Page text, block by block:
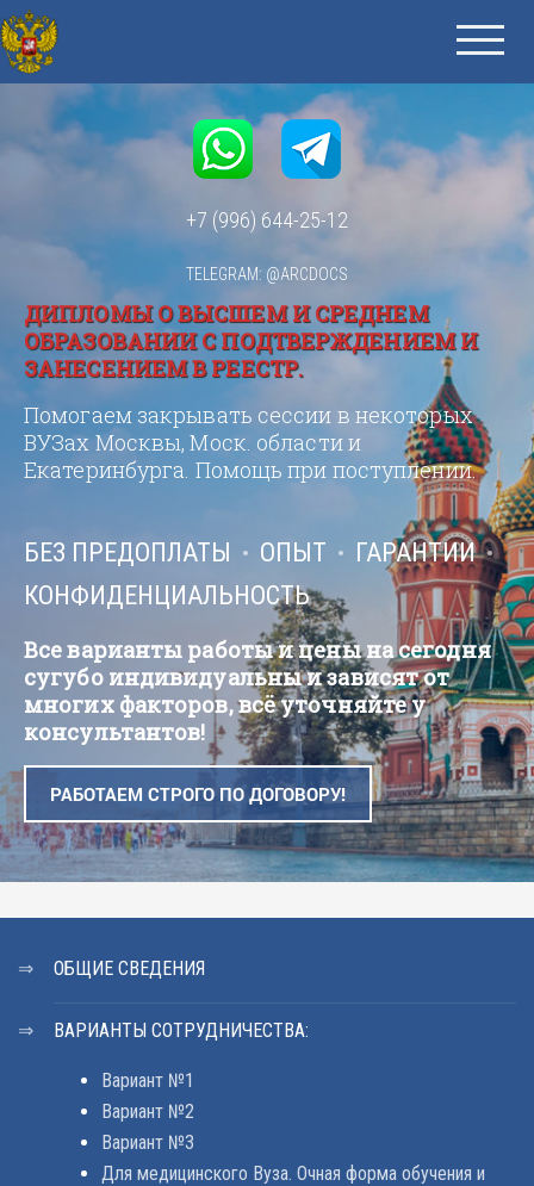
+7 (996) 644-25-12
TELEGRAM: @ARCDOCS
ДИПЛОМЫ О ВЫСШЕМ И СРЕДНЕМ
ОБРАЗОВАНИИ С ПОДТВЕРЖДЕНИЕМ И
ЗАНЕСЕНИЕМ В РЕЕСТР.
Помогаем закрывать сессии в некоторых
ВУЗах Москвы, Моск. области и
Екатеринбурга. Помощь при поступлении.
БЕЗ ПРЕДОПЛАТЫ ОПЫТ
ГАРАНТИИ
КОНФИДЕНЦИАЛЬНОСТЬ
Все варианты работы и цены на сегодня
сугубо индивидуальны и зависят от
многих факторов, всё уточняйте у
консультантов!
РАБОТАЕМ СТРОГО ПО ДОГОВОРУ!
ОБЩИЕ СВЕДЕНИЯ
ВАРИАНТЫ СОТРУДНИЧЕСТВА:
Вариант №1
Вариант №2
Вариант №3
Для медицинского Вуза. Очная форма обучения и